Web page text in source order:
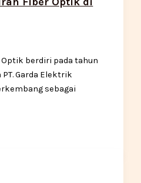
Optik berdiri pada tahun
Garda Elektrik
sebagai